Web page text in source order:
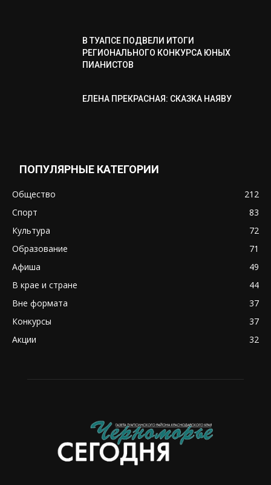
В ТУАПСЕ ПОДВЕЛИ ИТОГИ
РЕГИОНАЛЬНОГО КОНКУРСА ЮНЫХ
ПИАНИСТОВ
ЕЛЕНА ПРЕКРАСНАЯ: СКАЗКА НАЯВУ
ПОПУЛЯРНЫЕ КАТЕГОРИИ
Общество
212
Спорт
83
Культура
72
Образование
71
Афиша
49
В крае и стране
44
Вне формата
37
Конкурсы
37
Акции
32